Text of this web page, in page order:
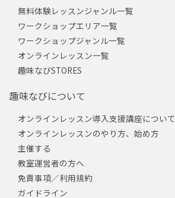
無料体験レッスンジャンル一覧
ワークショップエリア一覧
ワークショップジャンル一覧
オンラインレッスン一覧
趣味なびSTORES
趣味なびについて
オンラインレッスン導入支援講座について
オンラインレッスンのやり方、始め方
主催する
教室運営者の方へ
免責事項／利用規約
ガイドライン